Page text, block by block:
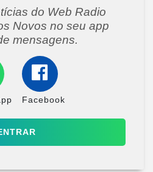
do Web Radio
Novos no seu app
mensagens.
Facebook